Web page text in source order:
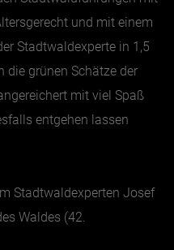
und mit einem
Stadtwaldexperte in 1,5
die grünen Schätze der
mit viel Spaß
entgehen lassen
Stadtwaldexperten Josef
Waldes (42.